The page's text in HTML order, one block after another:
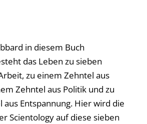
in diesem Buch
das Leben zu sieben
zu einem Zehntel aus
Zehntel aus Politik und zu
aus Entspannung. Hier wird die
Scientology auf diese sieben